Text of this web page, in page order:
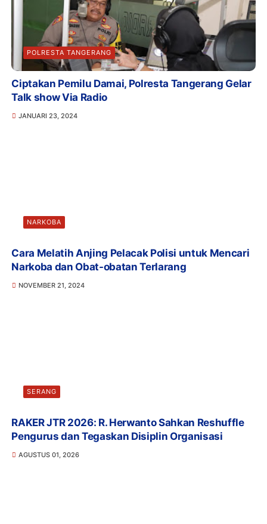
POLRESTA TANGERANG
Ciptakan Pemilu Damai, Polresta Tangerang Gelar
Talk show Via Radio
JANUARI 23, 2024
NARKOBA
Cara Melatih Anjing Pelacak Polisi untuk Mencari
Narkoba dan Obat-obatan Terlarang
NOVEMBER 21, 2024
SERANG
RAKER JTR 2026: R. Herwanto Sahkan Reshuffle
Pengurus dan Tegaskan Disiplin Organisasi
AGUSTUS 01, 2026